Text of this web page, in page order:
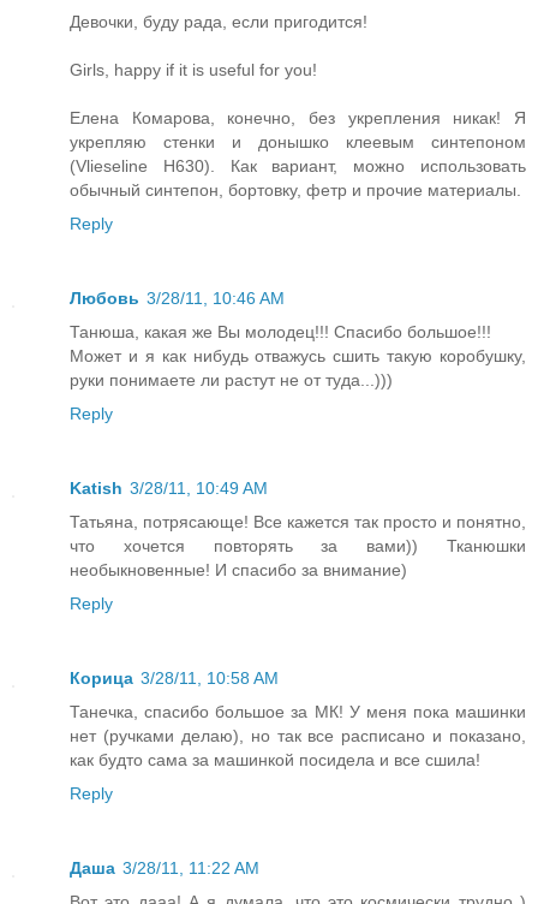
Девочки, буду рада, если пригодится!
Girls, happy if it is useful for you!
Елена Комарова, конечно, без укрепления никак! Я
укрепляю стенки и донышко клеевым синтепоном
(Vlieseline H630). Как вариант, можно использовать
обычный синтепон, бортовку, фетр и прочие материалы.
Reply
Любовь 3/28/11, 10:46 AM
Танюша, какая же Вы молодец!!! Спасибо большое!!!
Может и я как нибудь отважусь сшить такую коробушку,
руки понимаете ли растут не от туда...)))
Reply
Katish 3/28/11, 10:49 AM
Татьяна, потрясающе! Все кажется так просто и понятно,
что хочется повторять за вами)) Тканюшки
необыкновенные! И спасибо за внимание)
Reply
Корица 3/28/11, 10:58 AM
Танечка, спасибо большое за МК! У меня пока машинки
нет (ручками делаю), но так все расписано и показано,
как будто сама за машинкой посидела и все сшила!
Reply
Даша 3/28/11, 11:22 AM